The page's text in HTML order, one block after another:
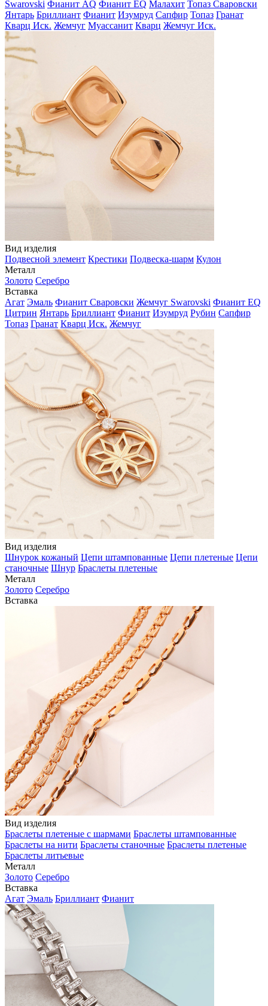
Swarovski Фианит AQ Фианит EQ Малахит Топаз Сваровски
Янтарь Бриллиант Фианит Изумруд Сапфир Топаз Гранат
Кварц Иск. Жемчуг Муассанит Кварц Жемчуг Иск.
Вид изделия
Подвесной элемент Крестики Подвеска-шарм Кулон
Металл
Золото Серебро
Вставка
Агат Эмаль Фианит Сваровски Жемчуг Swarovski Фианит EQ
Цитрин Янтарь Бриллиант Фианит Изумруд Рубин Сапфир
Топаз Гранат Кварц Иск. Жемчуг
Вид изделия
Шнурок кожаный Цепи штампованные Цепи плетеные Цепи
станочные Шнур Браслеты плетеные
Металл
Золото Серебро
Вставка
Вид изделия
Браслеты плетеные с шармами Браслеты штампованные
Браслеты на нити Браслеты станочные Браслеты плетеные
Браслеты литьевые
Металл
Золото Серебро
Вставка
Агат Эмаль Бриллиант Фианит